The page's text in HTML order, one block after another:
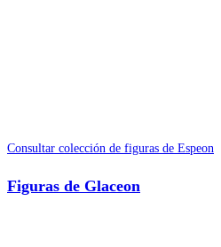
Consultar colección de figuras de Espeon
Figuras de Glaceon